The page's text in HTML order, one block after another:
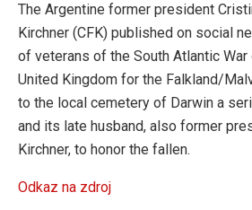
The Argentine former president
Kirchner (CFK) published on social
of veterans of the South Atlantic
United Kingdom for the Falkland/
to the local cemetery of Darwin a
and its late husband, also former
Kirchner, to honor the fallen.
Odkaz na zdroj